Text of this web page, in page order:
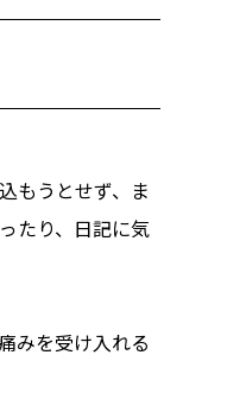
もうとせず、ま
たり、日記に気
みを受け入れる